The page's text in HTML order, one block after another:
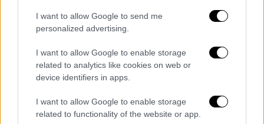
I want to allow Google to send me
personalized advertising.
I want to allow Google to enable storage
related to analytics like cookies on web or
device identifiers in apps.
I want to allow Google to enable storage
related to functionality of the website or app.